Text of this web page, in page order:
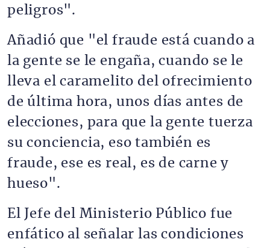
peligros".
Añadió que "el fraude está cuando a
la gente se le engaña, cuando se le
lleva el caramelito del ofrecimiento
de última hora, unos días antes de
elecciones, para que la gente tuerza
su conciencia, eso también es
fraude, ese es real, es de carne y
hueso".
El Jefe del Ministerio Público fue
enfático al señalar las condiciones